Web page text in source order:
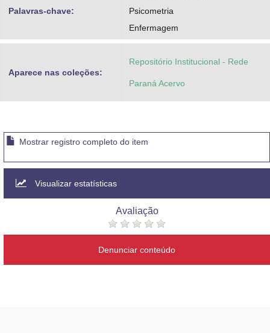
Palavras-chave:
Psicometria
Enfermagem
Aparece nas coleções:
Repositório Institucional - Rede
Paraná Acervo
Mostrar registro completo do item
Visualizar estatísticas
Avaliação
Denunciar conteúdo